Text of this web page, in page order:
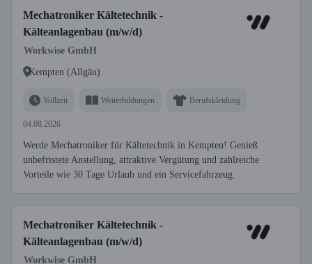
Mechatroniker Kältetechnik -
Kälteanlagenbau (m/w/d)
Workwise GmbH
Kempten (Allgäu)
Vollzeit Weiterbildungen Berufskleidung
04.08.2026
Werde Mechatroniker für Kältetechnik in Kempten! Genieß
unbefristete Anstellung, attraktive Vergütung und zahlreiche
Vorteile wie 30 Tage Urlaub und ein Servicefahrzeug.
Mechatroniker Kältetechnik -
Kälteanlagenbau (m/w/d)
Workwise GmbH